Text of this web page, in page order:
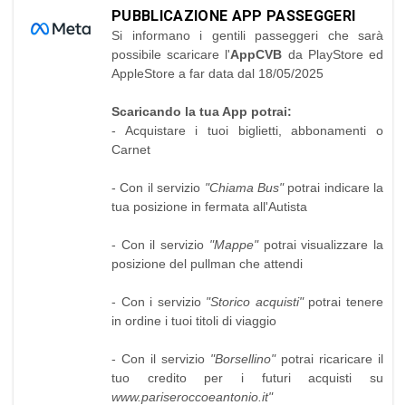
PUBBLICAZIONE APP PASSEGGERI
Si informano i gentili passeggeri che sarà
possibile scaricare l'AppCVB da PlayStore ed
AppleStore a far data dal 18/05/2025
Scaricando la tua App potrai:
- Acquistare i tuoi biglietti, abbonamenti o
Carnet
- Con il servizio "Chiama Bus"potrai indicare la
tua posizione in fermata all'Autista
- Con il servizio "Mappe"potrai visualizzare la
posizione del pullman che attendi
- Con i servizio "Storico acquisti"potrai tenere
in ordine i tuoi titoli di viaggio
- Con il servizio "Borsellino"potrai ricaricare il
tuo credito per i futuri acquisti su
www.pariseroccoeantonio.it"